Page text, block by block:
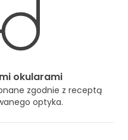
okularami
zgodnie z receptą
optyka.